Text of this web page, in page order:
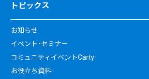
トピックス
お知らせ
イベント・セミナー
コミュニティイベントCarty
お役立ち資料